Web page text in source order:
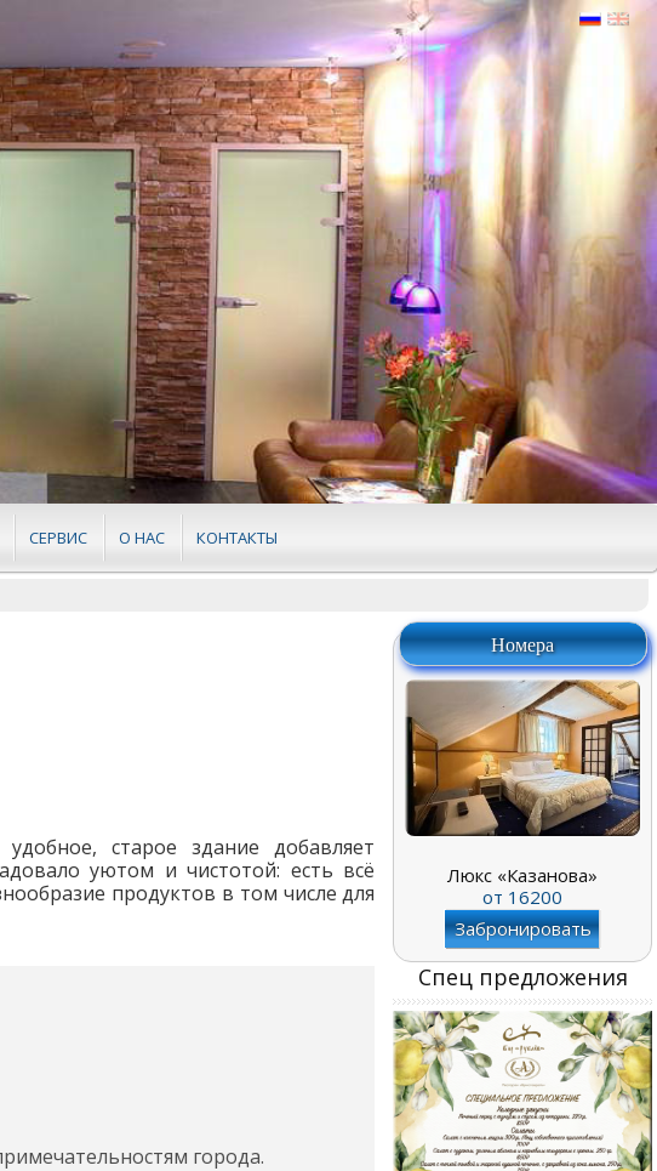
СЕРВИС О НАС КОНТАКТЫ
старое здание добавляет
уютом и чистотой: есть всё
продуктов в том числе для
города.
Номера
Люкс «Казанова»
от 16200
Забронировать
Спец предложения